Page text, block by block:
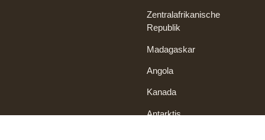
Zentralafrikanische
Republik
Madagaskar
Angola
Kanada
Antarktis